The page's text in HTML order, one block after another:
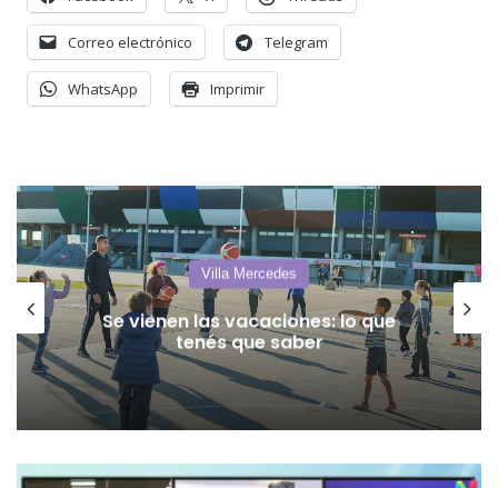
Correo electrónico Telegram
WhatsApp Imprimir
Villa Mercedes
Se vienen las vacaciones: lo que
tenés que saber
Alberto